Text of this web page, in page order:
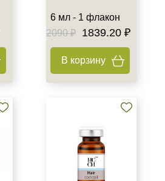
6 мл - 1 флакон
2090 ₽
1839.20 ₽
В корзину